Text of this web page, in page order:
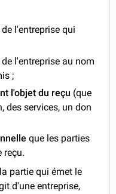
l'entreprise qui
l'entreprise au nom
;
l'objet du reçu (que
des services, un don
que les parties
reçu.
partie qui émet le
d'une entreprise,